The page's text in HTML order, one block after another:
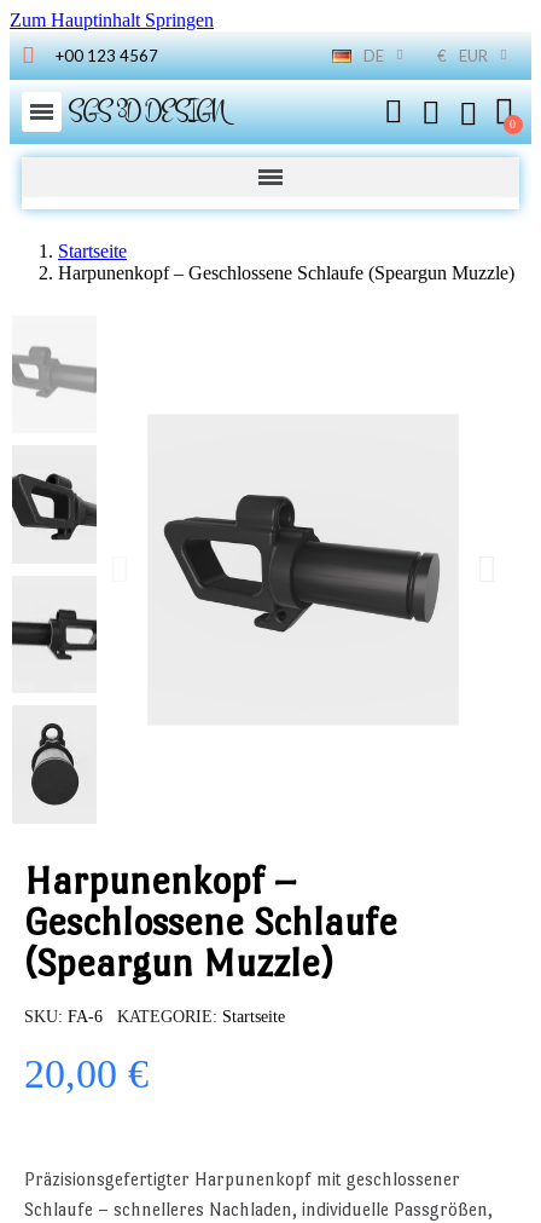
Zum Hauptinhalt Springen
+00 123 4567 DE € EUR
SGS 3D DESIGN
Startseite
Harpunenkopf – Geschlossene Schlaufe (Speargun Muzzle)
Harpunenkopf –
Geschlossene Schlaufe
(Speargun Muzzle)
SKU FA-6 KATEGORIE Startseite
20,00 €
Präzisionsgefertigter Harpunenkopf mit geschlossener
Schlaufe – schnelleres Nachladen, individuelle Passgrößen,